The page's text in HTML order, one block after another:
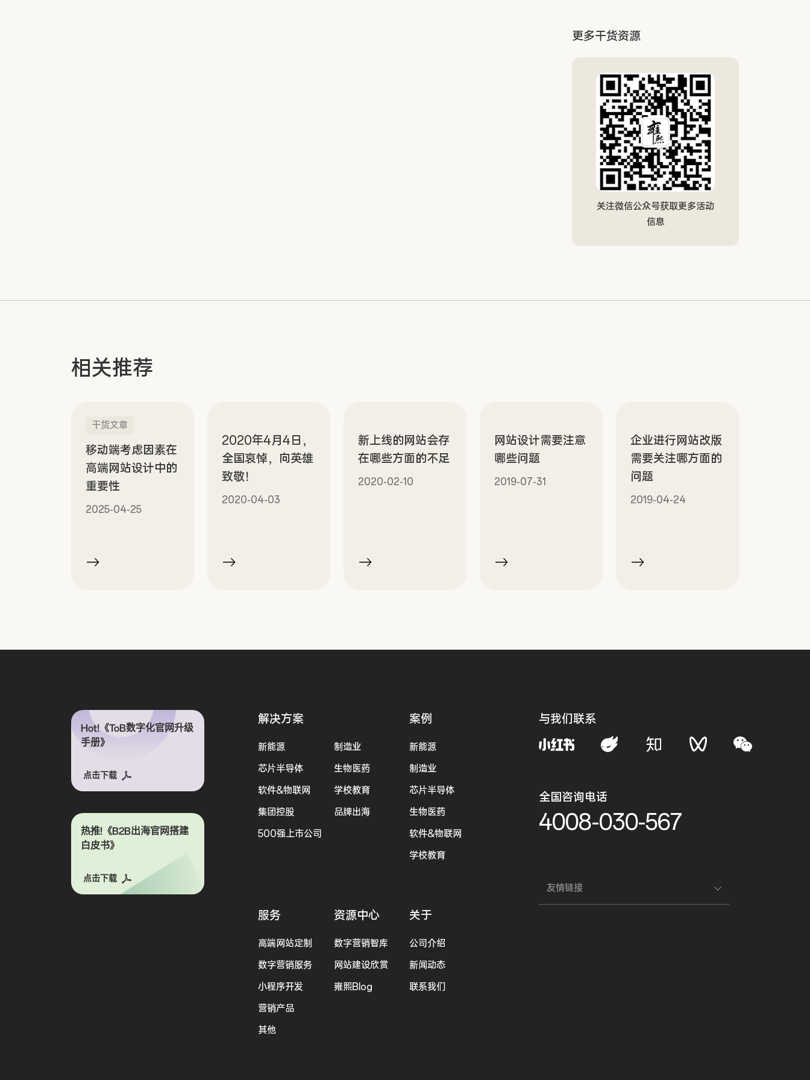
更多干货资源
关注微信公众号获取更多活动
信息
相关推荐
干货文章
移动端考虑因素在
高端网站设计中的
重要性
2025-04-25
2020年4月4日，
全国哀悼，向英雄
致敬！
2020-04-03
新上线的网站会存
在哪些方面的不足
2020-02-10
网站设计需要注意
哪些问题
2019-07-31
企业进行网站改版
需要关注哪方面的
问题
2019-04-24
Hot!《ToB数字化官网升级
手册》
点击下载
热推!《B2B出海官网搭建
白皮书》
点击下载
解决方案
新能源
制造业
芯片半导体
生物医药
软件&物联网
学校教育
集团控股
品牌出海
500强上市公司
案例
新能源
制造业
芯片半导体
生物医药
软件&物联网
学校教育
服务
高端网站定制
数字营销服务
小程序开发
营销产品
其他
资源中心
数字营销智库
网站建设欣赏
雍熙Blog
关于
公司介绍
新闻动态
联系我们
与我们联系
全国咨询电话
4008-030-567
友情链接